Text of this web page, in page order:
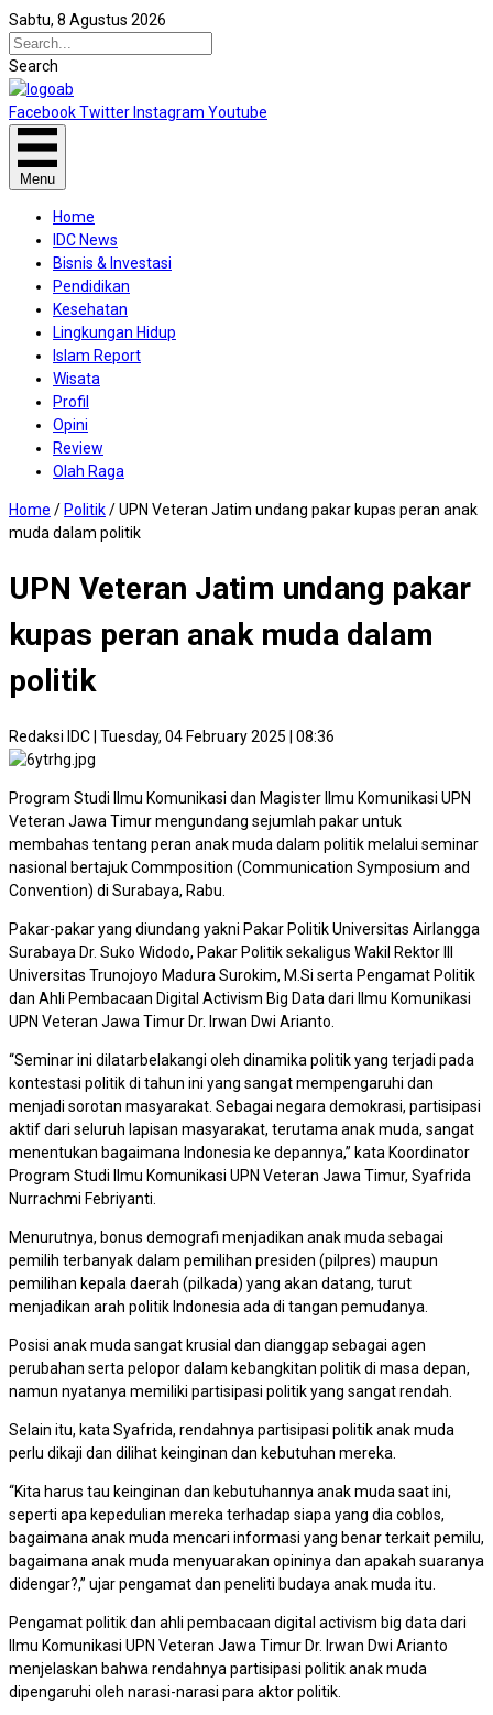
Sabtu, 8 Agustus 2026
Search
FacebookTwitter Instagram Youtube
Menu
Home
IDC News
Bisnis & Investasi
Pendidikan
Kesehatan
Lingkungan Hidup
Islam Report
Wisata
Profil
Opini
Review
Olah Raga
Home / Politik/UPN Veteran Jatim undang pakar kupas peran anak
muda dalam politik
UPN Veteran Jatim undang pakar
kupas peran anak muda dalam
politik
Redaksi IDC| Tuesday, 04 February 2025 | 08:36
Program Studi Ilmu Komunikasi dan Magister Ilmu Komunikasi UPN
Veteran Jawa Timur mengundang sejumlah pakar untuk
membahas tentang peran anak muda dalam politik melalui seminar
nasional bertajuk Commposition (Communication Symposium and
Convention) di Surabaya, Rabu.
Pakar-pakar yang diundang yakni Pakar Politik Universitas Airlangga
Surabaya Dr. Suko Widodo, Pakar Politik sekaligus Wakil Rektor III
Universitas Trunojoyo Madura Surokim, M.Si serta Pengamat Politik
dan Ahli Pembacaan Digital Activism Big Data dari Ilmu Komunikasi
UPN Veteran Jawa Timur Dr. Irwan Dwi Arianto.
“Seminar ini dilatarbelakangi oleh dinamika politik yang terjadi pada
kontestasi politik di tahun ini yang sangat mempengaruhi dan
menjadi sorotan masyarakat. Sebagai negara demokrasi, partisipasi
aktif dari seluruh lapisan masyarakat, terutama anak muda, sangat
menentukan bagaimana Indonesia ke depannya,” kata Koordinator
Program Studi Ilmu Komunikasi UPN Veteran Jawa Timur, Syafrida
Nurrachmi Febriyanti.
Menurutnya, bonus demografi menjadikan anak muda sebagai
pemilih terbanyak dalam pemilihan presiden (pilpres) maupun
pemilihan kepala daerah (pilkada) yang akan datang, turut
menjadikan arah politik Indonesia ada di tangan pemudanya.
Posisi anak muda sangat krusial dan dianggap sebagai agen
perubahan serta pelopor dalam kebangkitan politik di masa depan,
namun nyatanya memiliki partisipasi politik yang sangat rendah.
Selain itu, kata Syafrida, rendahnya partisipasi politik anak muda
perlu dikaji dan dilihat keinginan dan kebutuhan mereka.
“Kita harus tau keinginan dan kebutuhannya anak muda saat ini,
seperti apa kepedulian mereka terhadap siapa yang dia coblos,
bagaimana anak muda mencari informasi yang benar terkait pemilu,
bagaimana anak muda menyuarakan opininya dan apakah suaranya
didengar?,” ujar pengamat dan peneliti budaya anak muda itu.
Pengamat politik dan ahli pembacaan digital activism big data dari
Ilmu Komunikasi UPN Veteran Jawa Timur Dr. Irwan Dwi Arianto
menjelaskan bahwa rendahnya partisipasi politik anak muda
dipengaruhi oleh narasi-narasi para aktor politik.